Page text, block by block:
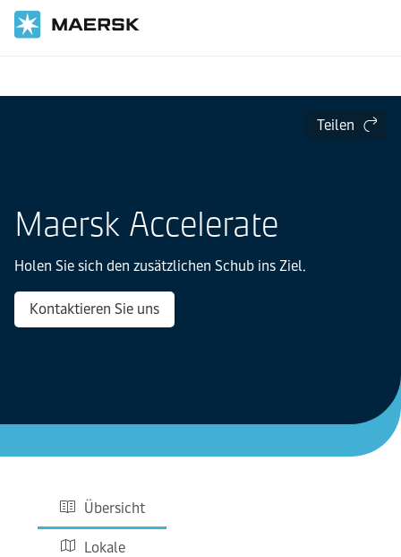
Teilen
Maersk Accelerate
Holen Sie sich den zusätzlichen Schub ins Ziel.
Kontaktieren Sie uns
Übersicht
Lokale